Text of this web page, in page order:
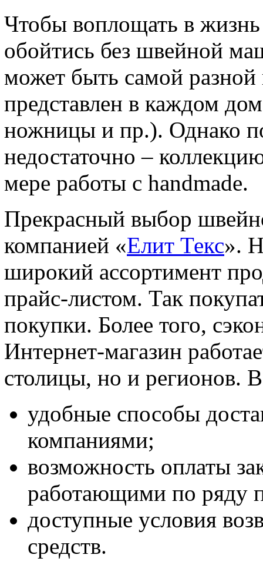
Чтобы воплощать в
обойтись без швейной
может быть самой разной
представлен в каждом
ножницы и пр.). Однако
недостаточно –
мере работы с handmade.
Прекрасный выбор
компанией «Елит Текс».
широкий ассортимент
прайс-листом. Так
покупки. Более того,
Интернет-магазин
столицы, но и регионов.
удобные способы
компаниями;
возможность оплаты
работающими по ряду
доступные условия
средств.